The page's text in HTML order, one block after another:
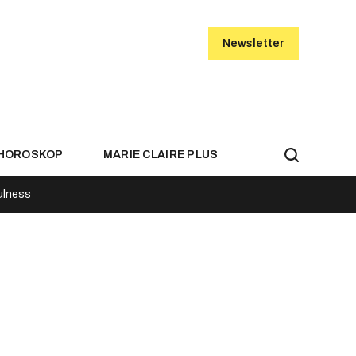
Newsletter
MARIE CLAIRE PLUS